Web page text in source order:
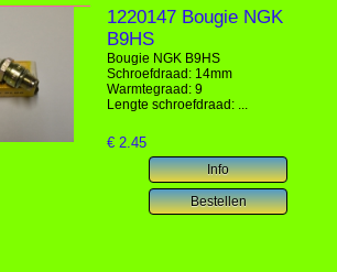
1220147 Bougie NGK
B9HS
Bougie NGK B9HS
Schroefdraad: 14mm
Warmtegraad: 9
Lengte schroefdraad: ...
€ 2.45